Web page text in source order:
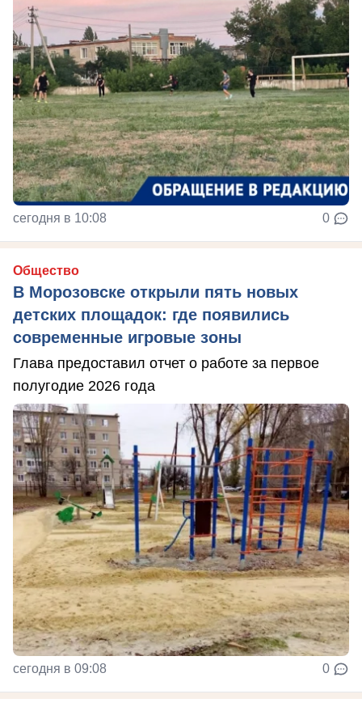
сегодня в 10:08 0
Общество
В Морозовске открыли пять новых
детских площадок: где появились
современные игровые зоны
Глава предоставил отчет о работе за первое
полугодие 2026 года
сегодня в 09:08 0